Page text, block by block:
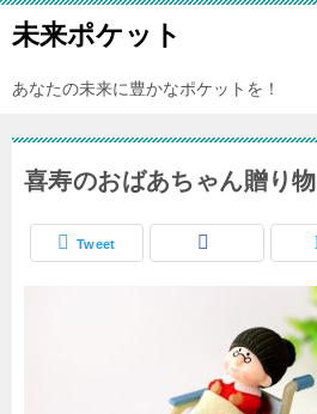
未来ポケット
あなたの未来に豊かなポケットを！
喜寿のおばあちゃん贈り物
Tweet